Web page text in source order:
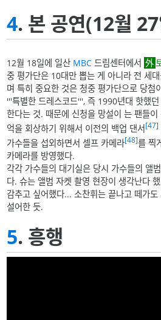
4. 본 공연(12월
12월 18일에 일산 MBC 드림센터에서
중 평가단은 10대만 뽑는 게 아니라 전 세
며 특히 중요한 것은 청중 평가단으로 당첨
'''특별한 드레스코드''', 즉 1990년대 핫했
한다는 것. 때문에 신청을 망설이 는 팬들
억을 회상하기 위해서 이전의 백업 댄서[47]
가수들을 섭외하면서 셀프 카메라[48]를 찍
카메라를 방영했다.
각각 가수들의 대기실은 당시 가수들의 앨
다. 슈는 앨범 자켓 촬영 현장이 생각난다
감추고 싶어했다... 소찬휘는 끝나고 떼가
설어한 듯.
5. 흥행